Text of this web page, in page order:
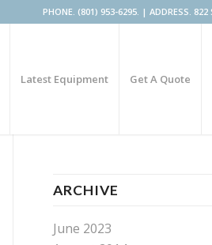
PHONE. (801) 953-6295. | ADDRESS. 822
Latest Equipment Get A Quote
ARCHIVE
June 2023